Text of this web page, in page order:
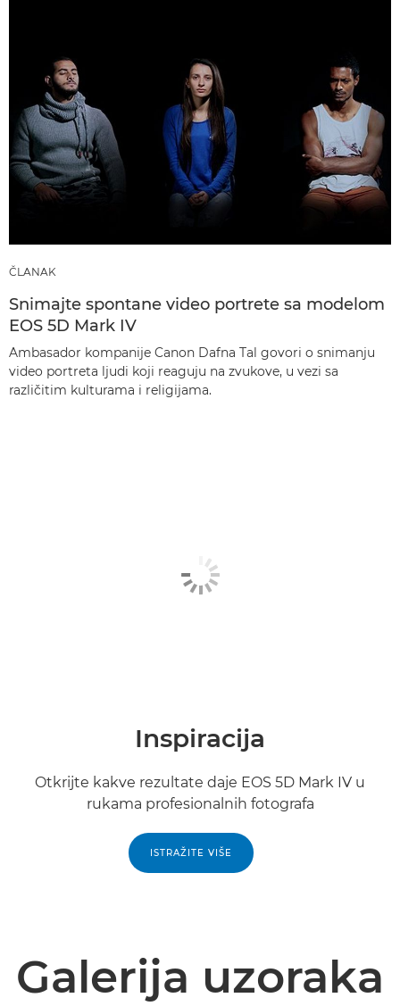
ČLANAK
Snimajte spontane video portrete sa modelom
EOS 5D Mark IV
Ambasador kompanije Canon Dafna Tal govori o snimanju
video portreta ljudi koji reaguju na zvukove, u vezi sa
različitim kulturama i religijama.
Inspiracija
Otkrijte kakve rezultate daje EOS 5D Mark IV u
rukama profesionalnih fotografa
ISTRAŽITE VIŠE
Galerija uzoraka